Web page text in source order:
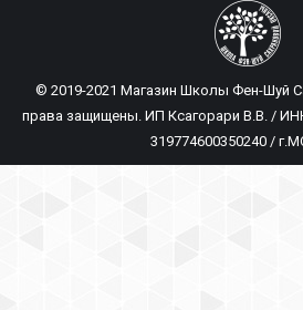
© 2019-2021 Магазин Школы Фен-Шуй
права защищены. ИП Ксагорари В.В. /
319774600350240 /